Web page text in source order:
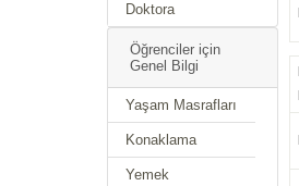
Doktora
Öğrenciler için
Genel Bilgi
Yaşam Masrafları
Konaklama
Yemek